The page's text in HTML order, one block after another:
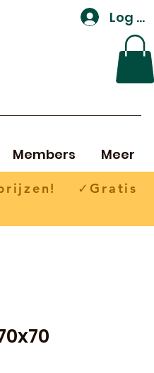
Log In
Members Meer
✓Gratis